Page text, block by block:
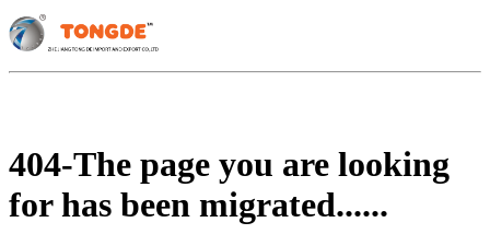
404-The page you are looking
for has been migrated......